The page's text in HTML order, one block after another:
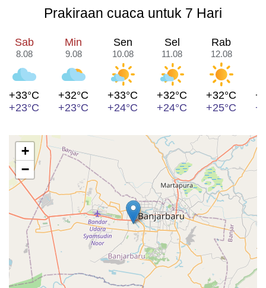
Prakiraan cuaca untuk 7 Hari
Sab
8.08
+33°C
+23°C
Min
9.08
+32°C
+23°C
Sen
10.08
+33°C
+24°C
Sel
11.08
+32°C
+24°C
Rab
12.08
+32°C
+25°C
+
−